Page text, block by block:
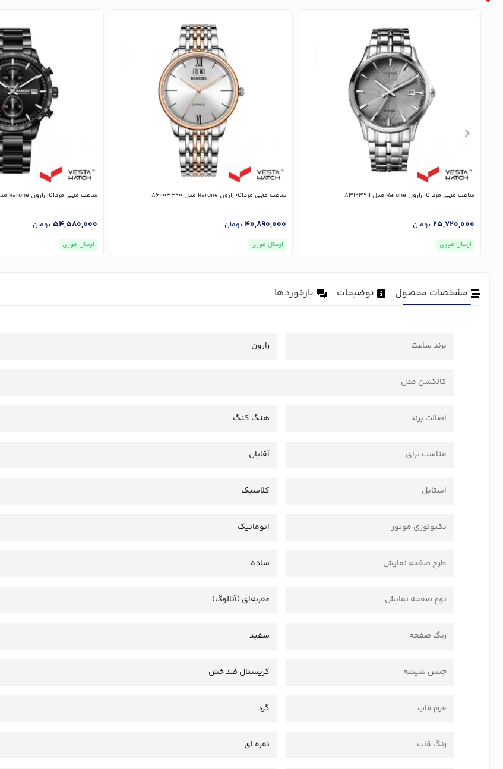
ساعت مچی مردانه رارون Rarone مدل 83193911
25,720,000 تومان
ارسال فوری
ساعت مچی مردانه رارون Rarone مدل 86003490
40,890,000 تومان
ارسال فوری
ساعت مچی مردانه رارون Rarone مدل 86007191
54,580,000 تومان
ارسال فوری
مشخصات محصول توضیحات بازخوردها
برند ساعت رارون
کالکشن مدل
اصالت برند هنگ کنگ
مناسب برای آقایان
استایل کلاسیک
تکنولوژی موتور اتوماتیک
طرح صفحه نمایش ساده
نوع صفحه نمایش عقربه‌ای (آنالوگ)
رنگ صفحه سفید
جنس شیشه کریستال ضد خش
فرم قاب گرد
رنگ قاب نقره ای